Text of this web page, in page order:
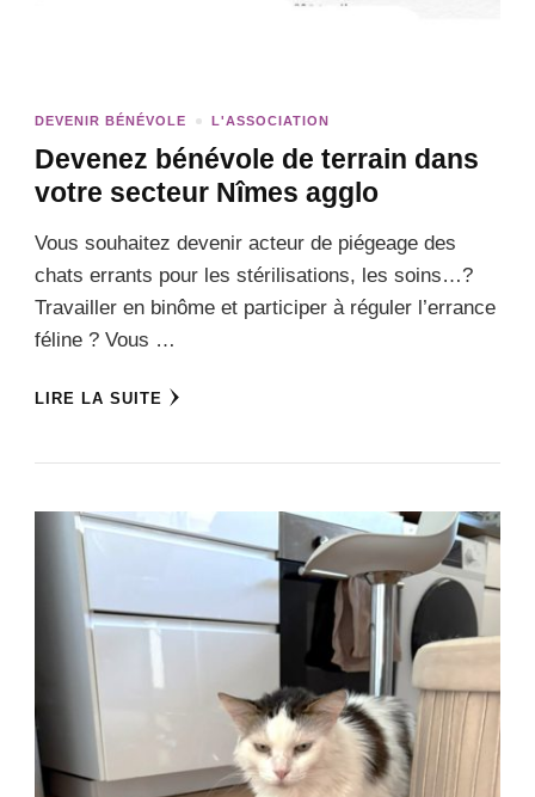
DEVENIR BÉNÉVOLE L'ASSOCIATION
Devenez bénévole de terrain dans
votre secteur Nîmes agglo
Vous souhaitez devenir acteur de piégeage des
chats errants pour les stérilisations, les soins…?
Travailler en binôme et participer à réguler l’errance
féline ? Vous …
LIRE LA SUITE